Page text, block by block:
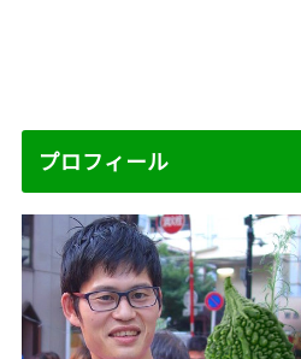
プロフィール